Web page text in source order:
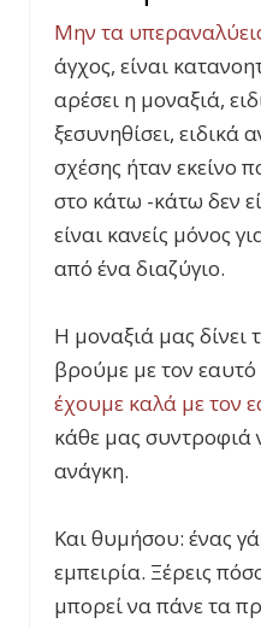
Μην τα
άγχος, είναι
αρέσει η μοναξιά,
ξεσυνηθίσει, ειδικά
σχέσης ήταν εκείνο
στο κάτω -κάτω δεν
είναι κανείς μόνος
από ένα διαζύγιο.
Η μοναξιά μας δίνει
βρούμε με τον εαυτό
έχουμε καλά με τον
κάθε μας συντροφιά
ανάγκη.
Και θυμήσου: ένας
εμπειρία. Ξέρεις
μπορεί να πάνε τα